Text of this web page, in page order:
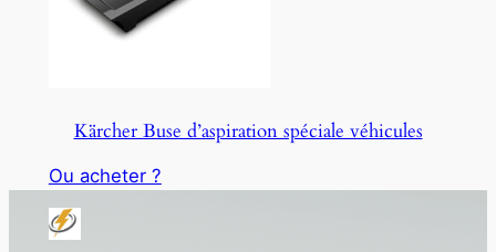
Kärcher Buse d’aspiration spéciale véhicules
Ou acheter ?